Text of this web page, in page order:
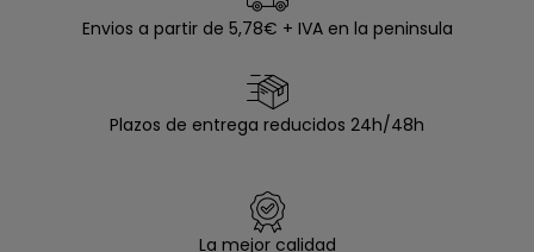
Envios a partir de 5,78€ + IVA en la peninsula
Plazos de entrega reducidos 24h/48h
La mejor calidad